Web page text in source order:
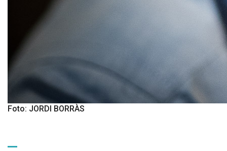
Foto: JORDI BORRÀS